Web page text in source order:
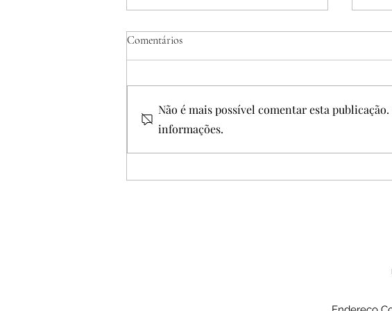
Drenagem Linfática Manual
Comentários
Não é mais possível comentar esta
informações.